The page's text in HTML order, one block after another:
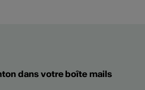
dans votre boîte mails